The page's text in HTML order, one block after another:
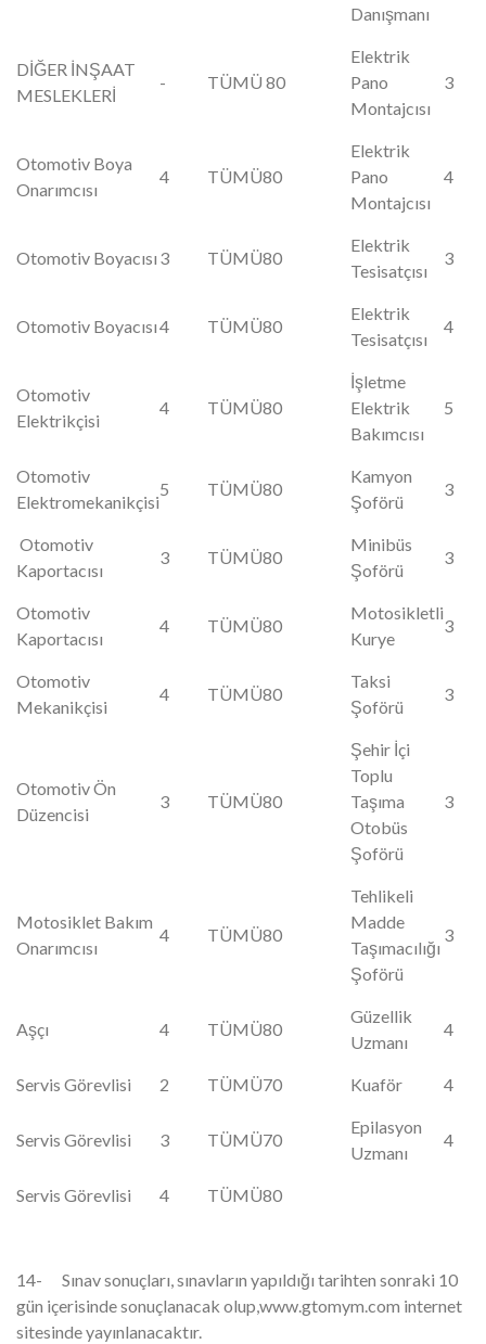
Danışmanı
DİĞER İNŞAAT
MESLEKLERİ
- TÜMÜ 80
Elektrik
Pano
Montajcısı
3
Otomotiv Boya
Onarımcısı
4 TÜMÜ80
Elektrik
Pano
Montajcısı
4
Otomotiv Boyacısı 3 TÜMÜ80
Elektrik
Tesisatçısı
3
Otomotiv Boyacısı4 TÜMÜ80
Elektrik
Tesisatçısı
4
Otomotiv
Elektrikçisi
4 TÜMÜ80
İşletme
Elektrik
Bakımcısı
5
Otomotiv
Elektromekanikçisi
5 TÜMÜ80
Kamyon
Şoförü
3
Otomotiv
Kaportacısı
3 TÜMÜ80
Minibüs
Şoförü
3
Otomotiv
Kaportacısı
4 TÜMÜ80
Motosikletli
Kurye
3
Otomotiv
Mekanikçisi
4 TÜMÜ80
Taksi
Şoförü
3
Otomotiv Ön
Düzencisi
3 TÜMÜ80
Şehir İçi
Toplu
Taşıma
Otobüs
Şoförü
3
Motosiklet Bakım
Onarımcısı
4 TÜMÜ80
Tehlikeli
Madde
Taşımacılığı
Şoförü
3
Aşçı 4 TÜMÜ80
Güzellik
Uzmanı
4
Servis Görevlisi 2 TÜMÜ70 Kuaför 4
Servis Görevlisi 3 TÜMÜ70
Epilasyon
Uzmanı
4
Servis Görevlisi 4 TÜMÜ80
14- Sınav sonuçları, sınavların yapıldığı tarihten sonraki 10
gün içerisinde sonuçlanacak olup,www.gtomym.com internet
sitesinde yayınlanacaktır.